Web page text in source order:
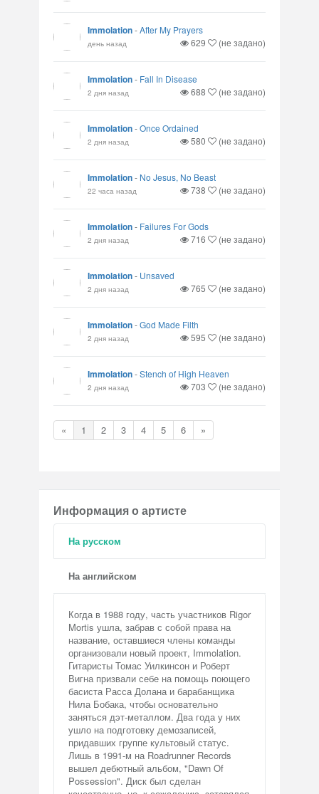
Immolation-After My Prayers
день назад 629 (не задано)
Immolation- Fall In Disease
2 дня назад 688 (не задано)
Immolation-Once Ordained
2 дня назад 580 (не задано)
Immolation- No Jesus, No Beast
22 часа назад 738 (не задано)
Immolation- Failures For Gods
2 дня назад 716 (не задано)
Immolation- Unsaved
2 дня назад 765 (не задано)
Immolation-God Made Filth
2 дня назад 595 (не задано)
Immolation-Stench of High Heaven
2 дня назад 703 (не задано)
« 1 2 3 4 5 6 »
Информация о артисте
На русском
На английском
Когда в 1988 году, часть участников Rigor
Mortis ушла, забрав с собой права на
название, оставшиеся члены команды
организовали новый проект, Immolation.
Гитаристы Томас Уилкинсон и Роберт
Вигна призвали себе на помощь поющего
басиста Расса Долана и барабанщика
Нила Бобака, чтобы основательно
заняться дэт-металлом. Два года у них
ушло на подготовку демозаписей,
придавших группе культовый статус.
Лишь в 1991-м на Roadrunner Records
вышел дебютный альбом, "Dawn Of
Possession". Диск был сделан